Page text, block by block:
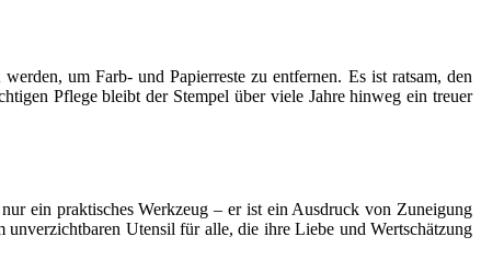
werden, um Farb- und Papierreste zu entfernen. Es ist ratsam, den
Pflege bleibt der Stempel über viele Jahre hinweg ein treuer
ein praktisches Werkzeug – er ist ein Ausdruck von Zuneigung
Utensil für alle, die ihre Liebe und Wertschätzung